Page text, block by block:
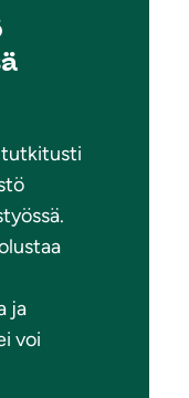
tutkitusti
ja
voi